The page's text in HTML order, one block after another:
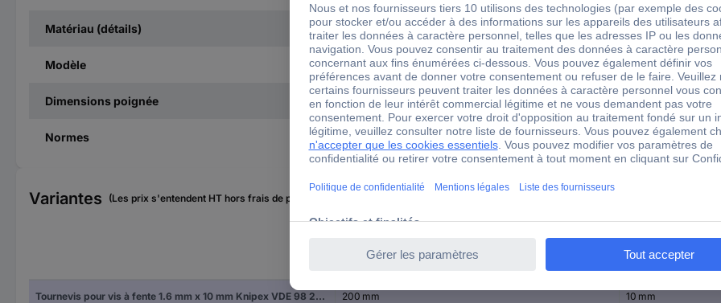
Matériau (détails) Acier chrome vanadium
Modèle VDE
Dimensions poignée 120 mm
Normes IEC 60900, DIN EN 60900
Variantes (Les prix s'entendent HT hors frais de port)
Tournevis pour vis à fente 1.6 mm x 10 mm Knipex VDE 98 20 10 Longueur de la lame: 200 mm 1 pc(s) 200 mm 10 mm